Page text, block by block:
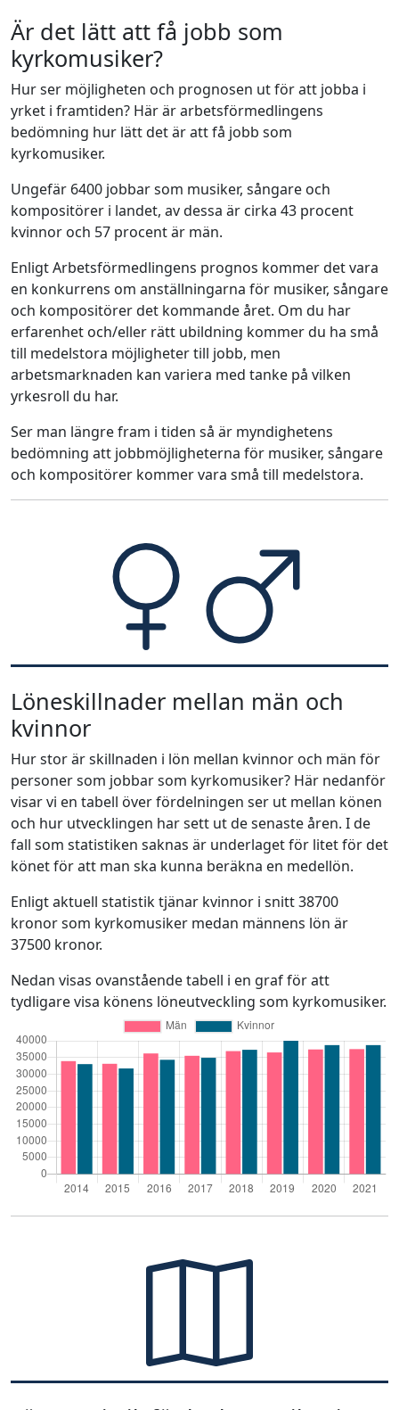
Är det lätt att få jobb som
kyrkomusiker?
Hur ser möjligheten och prognosen ut för att jobba i
yrket i framtiden? Här är arbetsförmedlingens
bedömning hur lätt det är att få jobb som
kyrkomusiker.
Ungefär 6400 jobbar som musiker, sångare och
kompositörer i landet, av dessa är cirka 43 procent
kvinnor och 57 procent är män.
Enligt Arbetsförmedlingens prognos kommer det vara
en konkurrens om anställningarna för musiker, sångare
och kompositörer det kommande året. Om du har
erfarenhet och/eller rätt ubildning kommer du ha små
till medelstora möjligheter till jobb, men
arbetsmarknaden kan variera med tanke på vilken
yrkesroll du har.
Ser man längre fram i tiden så är myndighetens
bedömning att jobbmöjligheterna för musiker, sångare
och kompositörer kommer vara små till medelstora.
Löneskillnader mellan män och
kvinnor
Hur stor är skillnaden i lön mellan kvinnor och män för
personer som jobbar som kyrkomusiker? Här nedanför
visar vi en tabell över fördelningen ser ut mellan könen
och hur utvecklingen har sett ut de senaste åren. I de
fall som statistiken saknas är underlaget för litet för det
könet för att man ska kunna beräkna en medellön.
Enligt aktuell statistik tjänar kvinnor i snitt 38700
kronor som kyrkomusiker medan männens lön är
37500 kronor.
Nedan visas ovanstående tabell i en graf för att
tydligare visa könens löneutveckling som kyrkomusiker.